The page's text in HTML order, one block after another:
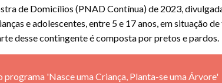
de Domicílios (PNAD Contínua) de 2023,
e adolescentes, entre 5 e 17 anos, em situação
desse contingente é composta por pretos e pardos.
'Nasce uma Criança, Planta-se uma Árvore'